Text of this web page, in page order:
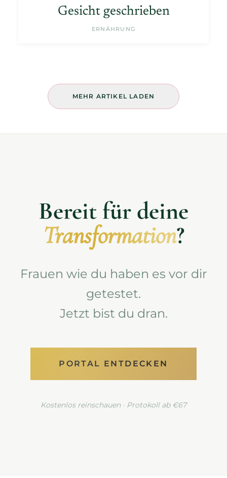
Gesicht geschrieben
ERNÄHRUNG
MEHR ARTIKEL LADEN
Bereit für deine
Transformation?
Frauen wie du haben es vor dir
getestet.
Jetzt bist du dran.
PORTAL ENTDECKEN
Kostenlos reinschauen · Protokoll ab €67